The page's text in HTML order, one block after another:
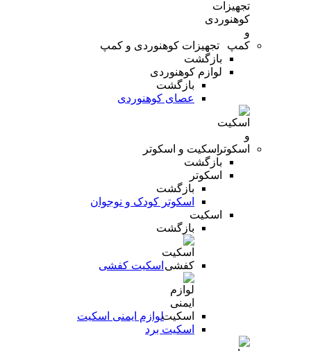
تجهیزات کوهنوردی و کمپ
بازگشت
لوازم کوهنوردی
بازگشت
عصای کوهنوردی
اسکیت و اسکوتر
بازگشت
اسکوتر
بازگشت
اسکوتر کودک و نوجوان
اسکیت
بازگشت
اسکیت کفشی
لوازم ایمنی اسکیت
اسکیت برد